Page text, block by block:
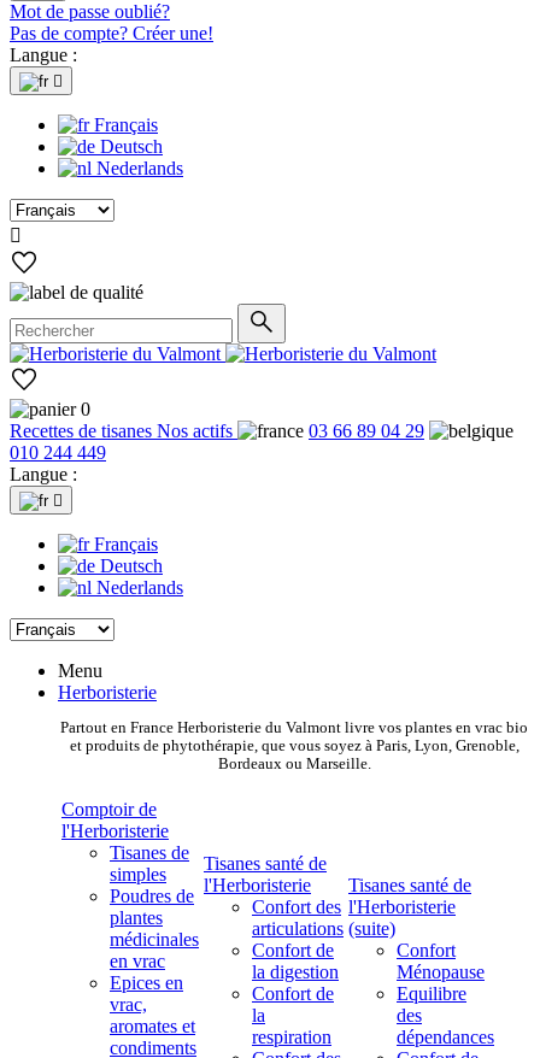
Mot de passe oublié?
Pas de compte? Créer une!
Langue :

Français
Deutsch
Nederlands

0
Recettes de tisanes Nos actifs
03 66 89 04 29
010 244 449
Langue :

Français
Deutsch
Nederlands
Menu
Herboristerie
Partout en France Herboristerie du Valmont livre vos plantes en vrac bio
et produits de phytothérapie, que vous soyez à Paris, Lyon, Grenoble,
Bordeaux ou Marseille.
Comptoir de
l'Herboristerie
Tisanes de
simples
Poudres de
plantes
médicinales
en vrac
Epices en
vrac,
aromates et
condiments
Tisanes santé de
l'Herboristerie
Confort des
articulations
Confort de
la digestion
Confort de
la
respiration
Tisanes santé de
l'Herboristerie
(suite)
Confort
Ménopause
Equilibre
des
dépendances